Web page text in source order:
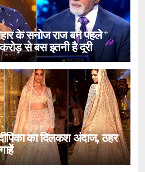
के सनोज राज बने पहले
से बस इतनी है दूरी
का दिलकश अंदाज, ठहर